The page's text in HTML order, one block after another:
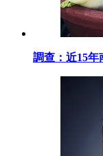
調查：近15年